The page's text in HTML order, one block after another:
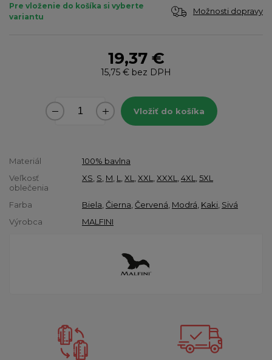
Pre vloženie do košíka si vyberte
variantu
Možnosti dopravy
19,37 €
15,75 € bez DPH
Vložiť do košíka
Materiál
100% bavlna
Veľkosť
oblečenia
XS S M L XL XXL XXXL 4XL 5XL
Farba Biela Čierna Červená Modrá Kaki Sivá
Výrobca
MALFINI